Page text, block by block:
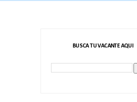
BUSCA TU VACANTE AQUI